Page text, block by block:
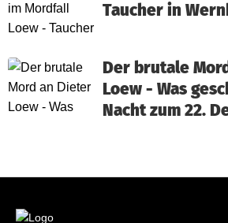
Taucher in
Der brutale
Loew - Was
Nacht zum 22.